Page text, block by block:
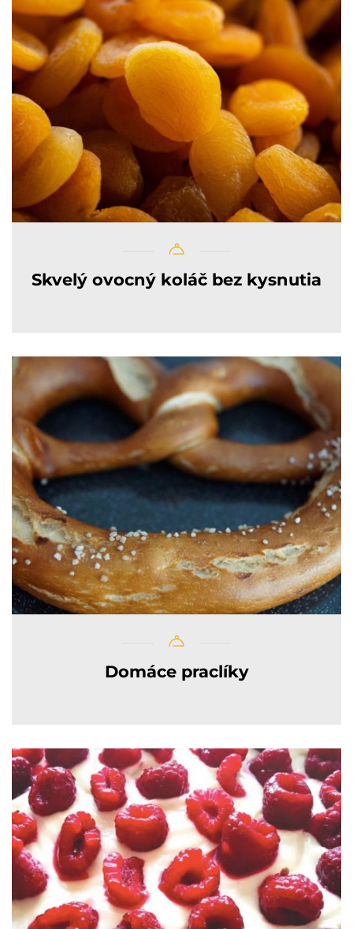
Skvelý ovocný koláč bez kysnutia
Domáce praclíky